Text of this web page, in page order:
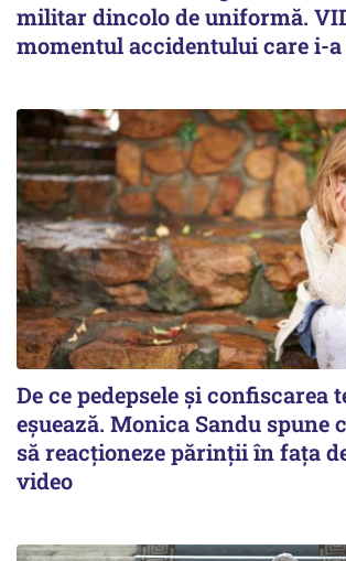
militar dincolo de uniformă.
momentul accidentului care i-
De ce pedepsele și confiscarea
eșuează. Monica Sandu spune
să reacționeze părinții în fața
video